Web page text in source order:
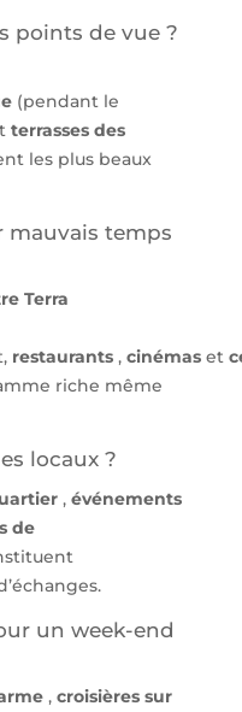
points de vue ?
(pendant le
terrasses des
les plus beaux
mauvais temps
Terra
restaurants, cinémaset
riche même
locaux ?
, événements
de
un week-end
, croisières sur